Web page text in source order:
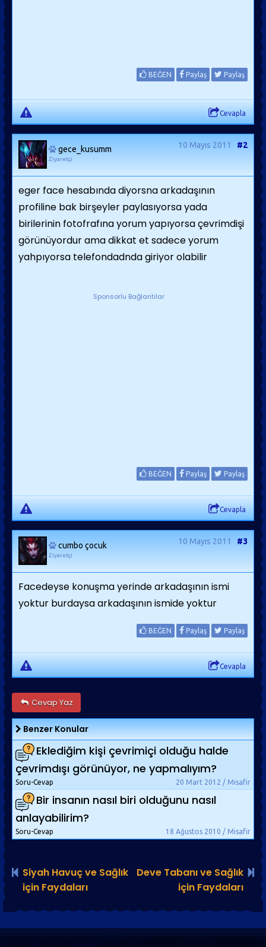
BEĞEN Paylaş Paylaş
Cevapla
gece_kusumm
Ziyaretçi
10 Mayıs 2011 #2
eger face hesabında diyorsna arkadaşının
profiline bak birşeyler paylasıyorsa yada
birilerinin fotofrafına yorum yapıyorsa çevrimdişi
görünüyordur ama dikkat et sadece yorum
yahpıyorsa telefondadnda giriyor olabilir
Sponsorlu Bağlantılar
BEĞEN Paylaş Paylaş
Cevapla
cumbo çocuk
Ziyaretçi
10 Mayıs 2011 #3
Facedeyse konuşma yerinde arkadaşının ismi
yoktur burdaysa arkadaşının ismide yoktur
BEĞEN Paylaş Paylaş
Cevapla
Cevap Yaz
Benzer Konular
Eklediğim kişi çevrimiçi olduğu halde
çevrimdışı görünüyor, ne yapmalıyım?
20 Mart 2012 / Misafir
Soru-Cevap
Bir insanın nasıl biri olduğunu nasıl
anlayabilirim?
18 Ağustos 2010 / Misafir
Soru-Cevap
Siyah Havuç ve Sağlık
için Faydaları
Deve Tabanı ve Sağlık
için Faydaları